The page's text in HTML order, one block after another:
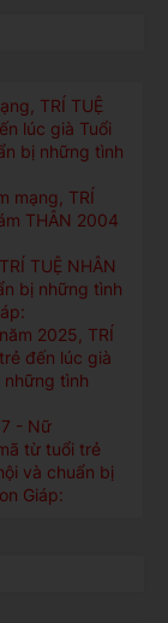
TRÍ TUỆ
lúc già Tuổi
bị những tình
mạng, TRÍ
THÂN 2004
TUỆ NHÂN
bị những tình
2025, TRÍ
đến lúc già
những tình
- Nữ
từ tuổi trẻ
và chuẩn bị
Giáp: